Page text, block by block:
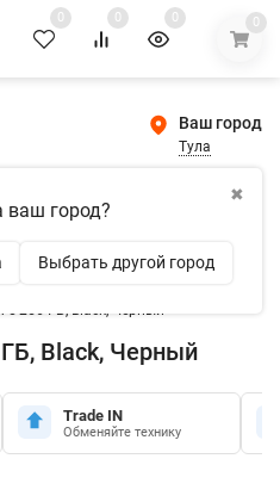
0 0 0 0
Ваш город
Тула
✖
ваш город?
Выбрать другой город
канал и получи
20W при покупке в
256 ГБ, Black, Черный
Black, Черный
Trade IN
Обменяйте технику